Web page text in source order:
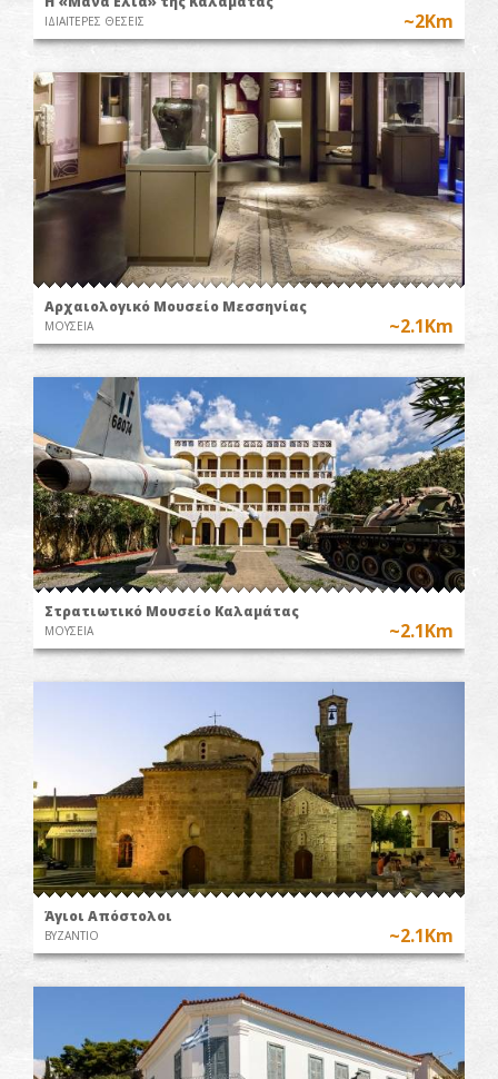
ΙΔΙΑΙΤΕΡΕΣ ΘΕΣΕΙΣ ~2Km
Αρχαιολογικό Μουσείο Μεσσηνίας
ΜΟΥΣΕΙΑ ~2.1Km
Στρατιωτικό Μουσείο Καλαμάτας
ΜΟΥΣΕΙΑ ~2.1Km
Άγιοι Απόστολοι
ΒΥΖΑΝΤΙΟ ~2.1Km